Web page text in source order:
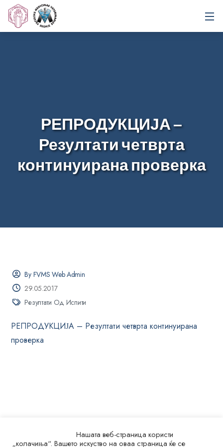
РЕПРОДУКЦИЈА –
Резултати четврта
континуирана проверка
By FVMS Web Admin
29.05.2017
Резултати Од Испити
РЕПРОДУКЦИЈА – Резултати четврта континуирана
проверка
Нашата веб-страница користи
„колачиња“. Вашето искуство на оваа страница ќе се